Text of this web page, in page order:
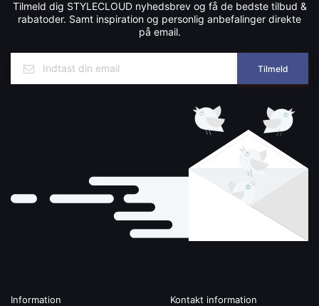
Tilmeld dig STYLECLOUD nyhedsbrev og få de bedste tilbud &
rabatoder. Samt inspiration og personlig anbefalinger direkte
på email.
Tilmeld
Information Kontakt information